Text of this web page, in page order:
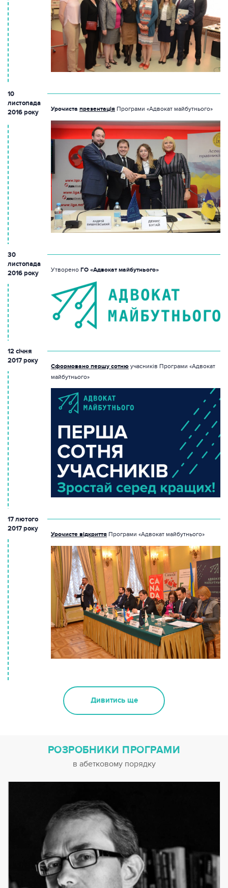
10
листопада
2016 року
Урочиста презентація Програми «Адвокат майбутнього»
30
листопада
2016 року
Утворено ГО «Адвокат майбутнього»
12 січня
2017 року
Сформовано першу сотню учасників Програми «Адвокат
майбутнього»
17 лютого
2017 року
Урочисте відкриття Програми «Адвокат майбутнього»
Дивитись ще
РОЗРОБНИКИ ПРОГРАМИ
в абетковому порядку